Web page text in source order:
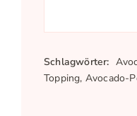
Schlagwörter:
Topping, Avocado-